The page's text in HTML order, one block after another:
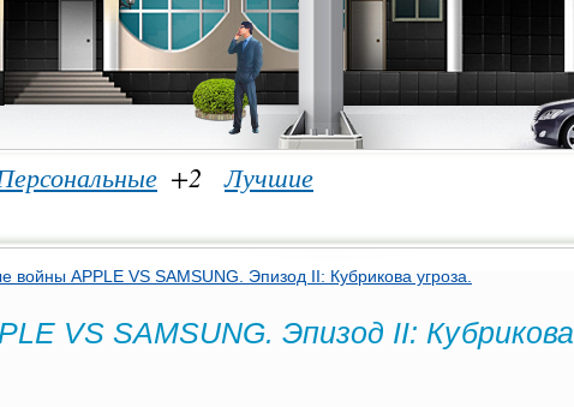
+2 Лучшие
войны APPLE VS SAMSUNG. Эпизод II: Кубрикова угроза.
VS SAMSUNG. Эпизод II: Кубрикова